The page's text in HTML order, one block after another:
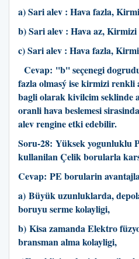
a) Sari alev : Hava fazla,
b) Sari alev : Hava az,
c) Sari alev : Hava fazla,
Cevap: ''b'' seçenegi
fazla olmasý ise kirmizi
bagli olarak kivilcim seklinde
oranli hava beslemesi
alev rengine etki edebilir.
Soru-28: Yüksek yogunluklu
kullanilan Çelik borularla
Cevap: PE borularin
a) Büyük uzunluklarda,
boruyu serme kolayligi,
b) Kisa zamanda Elektro
bransman alma kolayligi,